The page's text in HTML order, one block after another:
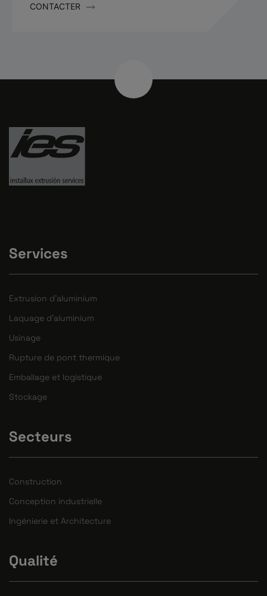
CONTACTER
Services
Extrusion d'aluminium
Laquage d'aluminium
Usinage
Rupture de pont thermique
Emballage et logistique
Stockage
Secteurs
Construction
Conception industrielle
Ingénierie et Architecture
Qualité